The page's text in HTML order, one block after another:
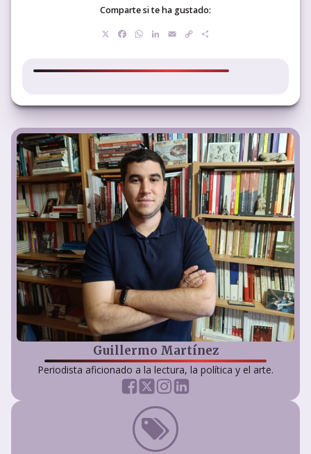
Comparte si te ha gustado:
Facebook
WhatsApp
LinkedIn
EmailCopy
Guillermo Martínez
Periodista aficionado a la lectura, la política y el arte.